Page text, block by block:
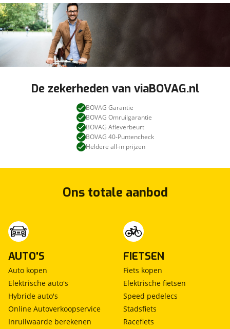
De zekerheden van viaBOVAG.nl
BOVAG Garantie
BOVAG Omruilgarantie
BOVAG Afleverbeurt
BOVAG 40-Puntencheck
Heldere all-in prijzen
Ons totale aanbod
AUTO'S
Auto kopen
Elektrische auto's
Hybride auto's
Online Autoverkoopservice
Inruilwaarde berekenen
FIETSEN
Fiets kopen
Elektrische fietsen
Speed pedelecs
Stadsfiets
Racefiets